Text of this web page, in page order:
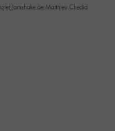
Jamshake de Matthieu Chedid